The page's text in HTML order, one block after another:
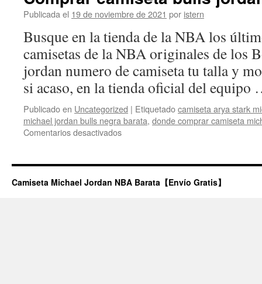
Publicada el 19 de noviembre de 2021 por istern
Busque en la tienda de la NBA los
camisetas de la NBA originales de los
jordan numero de camiseta tu talla y
si acaso, en la tienda oficial del
Publicado en Uncategorized | Etiquetadocamiseta arya stark
michael jordan bulls negra barata, donde comprar camiseta
Comentarios desactivadosen
bulls
jordan
Camiseta Michael Jordan NBA Barata【Envío Gratis】